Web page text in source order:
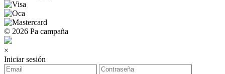
© 2026 Pa campaña
×
Iniciar sesión